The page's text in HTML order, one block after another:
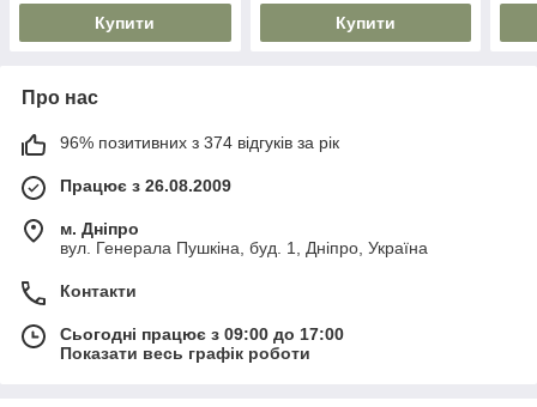
Купити Купити
Про нас
96% позитивних з 374 відгуків за рік
Працює з 26.08.2009
м. Дніпро
вул. Генерала Пушкіна, буд. 1, Дніпро, Україна
Контакти
Сьогодні працює з 09:00 до 17:00
Показати весь графік роботи